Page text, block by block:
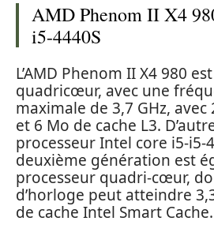
AMD Phenom II X4
i5-4440S
L’AMD Phenom II X4 980
quadricœur, avec une
maximale de 3,7 GHz, avec
et 6 Mo de cache L3.
processeur Intel core i5-i5-
deuxième génération est
processeur quadri-cœur,
d’horloge peut atteindre
de cache Intel Smart Cache.